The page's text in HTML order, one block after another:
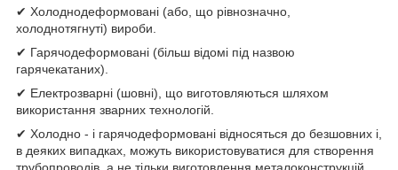
✔ Холоднодеформовані (або, що рівнозначно,
холоднотягнуті) вироби.
✔ Гарячодеформовані (більш відомі під назвою
гарячекатаних).
✔ Електрозварні (шовні), що виготовляються шляхом
використання зварних технологій.
✔ Холодно - і гарячодеформовані відносяться до безшовних і,
в деяких випадках, можуть використовуватися для створення